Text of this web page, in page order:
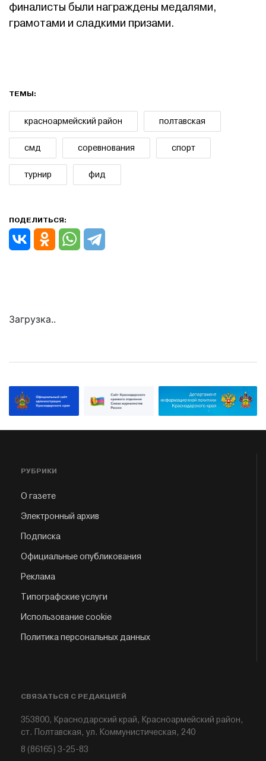
финалисты были награждены медалями,
грамотами и сладкими призами.
ТЕМЫ:
красноармейский район полтавская
смд соревнования спорт
турнир фид
ПОДЕЛИТЬСЯ:
Загрузка..
РУБРИКИ
О газете
Электронный архив
Подписка
Официальные опубликования
Реклама
Типографские услуги
Использование cookie
Политика персональных данных
СВЯЗАТЬСЯ С РЕДАКЦИЕЙ
353800, Краснодарский край, Красноармейский район,
ст. Полтавская, ул. Коммунистическая, 240
8 (86165) 3-25-83